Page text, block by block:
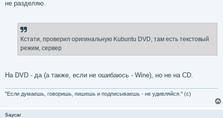
не разделяю.
Кстати, проверил оригинальную Kubuntu DVD, там есть текстовый
режим, сервер
На DVD - да (а также, если не ошибаюсь - Wine), но не на CD.
"Если думаешь, говоришь, пишешь и подписываешь - не удивляйся." (с)
Saycar